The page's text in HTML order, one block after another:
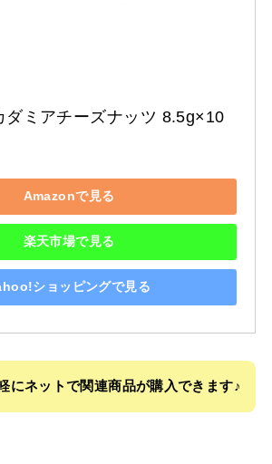
ダミアチーズナッツ 8.5g×10
Amazonで見る
楽天市場で見る
ショッピングで見る
にネットで関連商品が購入できます♪